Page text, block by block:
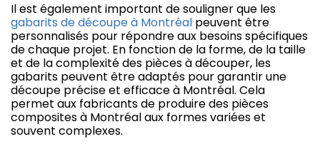
Il est également important de souligner que les
gabarits de découpe à Montréal peuvent être
personnalisés pour répondre aux besoins spécifiques
de chaque projet. En fonction de la forme, de la taille
et de la complexité des pièces à découper, les
gabarits peuvent être adaptés pour garantir une
découpe précise et efficace à Montréal. Cela
permet aux fabricants de produire des pièces
composites à Montréal aux formes variées et
souvent complexes.